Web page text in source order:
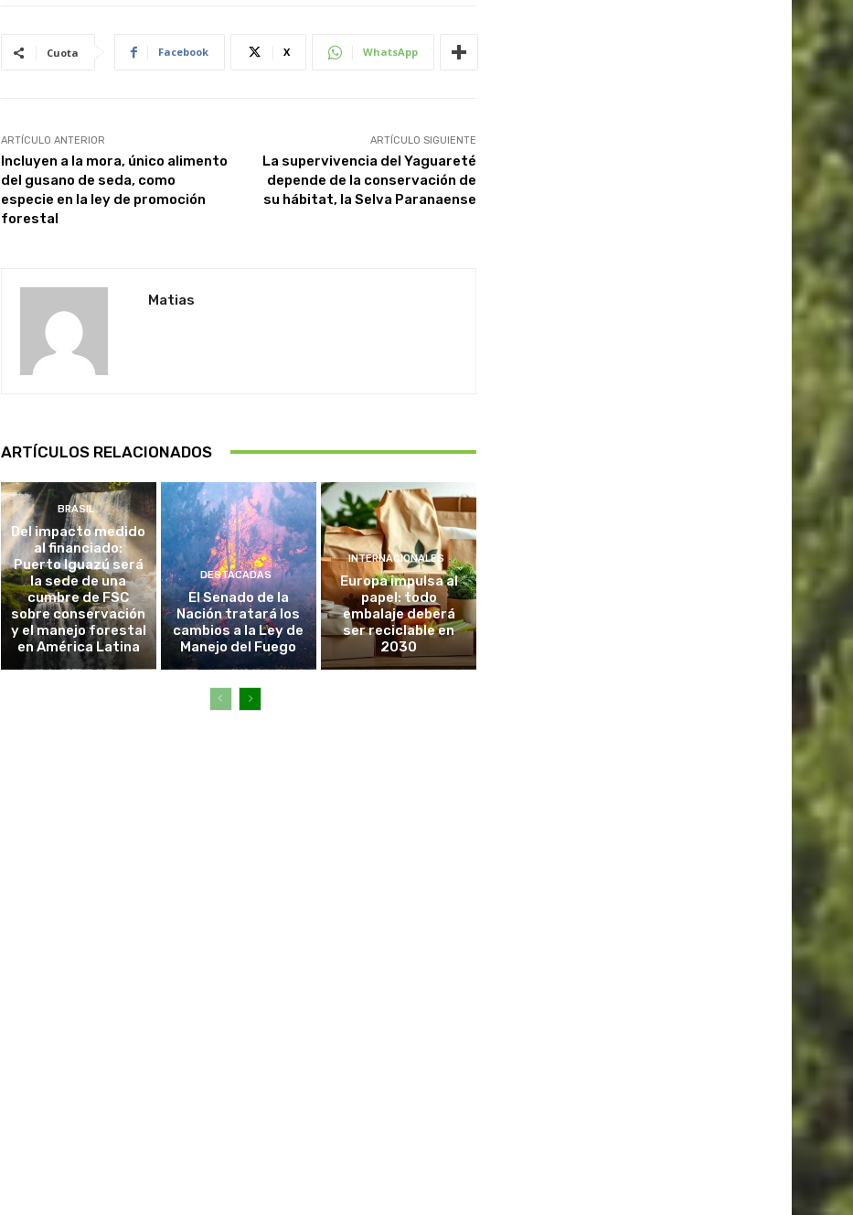
Cuota Facebook X WhatsApp
ARTÍCULO ANTERIOR
Incluyen a la mora, único alimento
del gusano de seda, como
especie en la ley de promoción
forestal
ARTÍCULO SIGUIENTE
La supervivencia del Yaguareté
depende de la conservación de
su hábitat, la Selva Paranaense
Matias
ARTÍCULOS RELACIONADOS
BRASIL
Del impacto medido
al financiado:
Puerto Iguazú será
la sede de una
cumbre de FSC
sobre conservación
y el manejo forestal
en América Latina
DESTACADAS
El Senado de la
Nación tratará los
cambios a la Ley de
Manejo del Fuego
INTERNACIONALES
Europa impulsa al
papel: todo
embalaje deberá
ser reciclable en
2030